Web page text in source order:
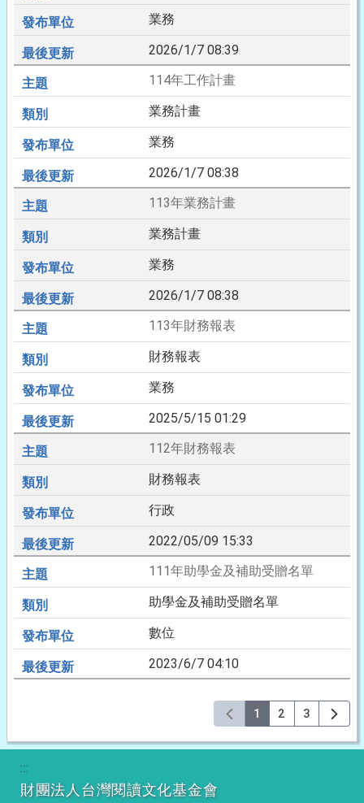
業務
2026/1/7 08:39
114年工作計畫
業務計畫
業務
2026/1/7 08:38
113年業務計畫
業務計畫
業務
2026/1/7 08:38
113年財務報表
財務報表
業務
2025/5/15 01:29
112年財務報表
財務報表
行政
2022/05/09 15:33
111年助學金及補助受贈名單
助學金及補助受贈名單
數位
2023/6/7 04:10
1 2 3
:::
財團法人台灣閱讀文化基金會